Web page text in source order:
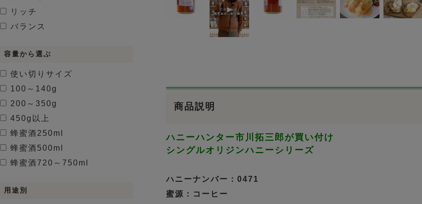
商品説明
ハニーハンター市川拓三郎が買い付け
シングルオリジンハニーシリーズ
ハニーナンバー：0471
蜜源：コーヒー
リッチ
バランス
容量から選ぶ
使い切りサイズ
100～140g
200～350g
450g以上
蜂蜜酒250ml
蜂蜜酒500ml
蜂蜜酒720～750ml
用途別